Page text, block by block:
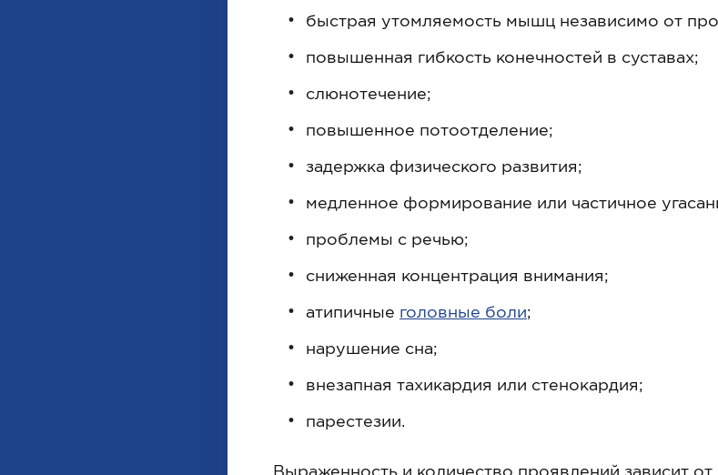
быстрая утомляемость мышц независимо от
повышенная гибкость конечностей в суставах;
слюнотечение;
повышенное потоотделение;
задержка физического развития;
медленное формирование или частичное
проблемы с речью;
сниженная концентрация внимания;
атипичные головные боли;
нарушение сна;
внезапная тахикардия или стенокардия;
парестезии.
Выраженность и количество проявлений зависит